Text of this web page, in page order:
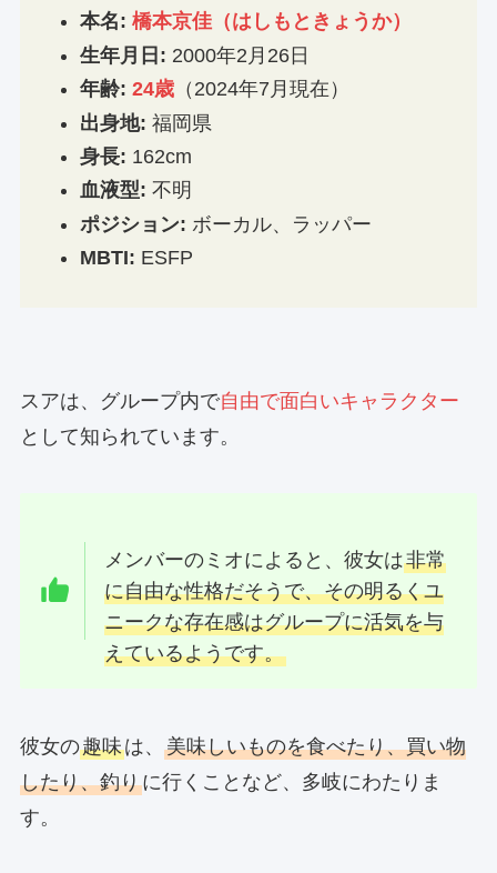
本名: 橋本京佳（はしもときょうか）
生年月日: 2000年2月26日
年齢: 24歳（2024年7月現在）
出身地: 福岡県
身長: 162cm
血液型: 不明
ポジション: ボーカル、ラッパー
MBTI: ESFP
スアは、グループ内で自由で面白いキャラクター
として知られています。
メンバーのミオによると、彼女は非常
に自由な性格だそうで、その明るくユ
ニークな存在感はグループに活気を与
えているようです。
彼女の趣味は、 美味しいものを食べたり、買い物
したり、釣りに行くことなど、多岐にわたりま
す。